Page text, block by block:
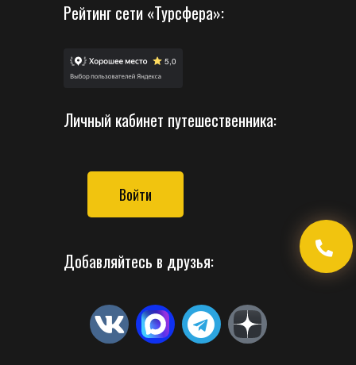
Рейтинг сети «Турсфера»:
Личный кабинет путешественника:
Войти
Добавляйтесь в друзья: